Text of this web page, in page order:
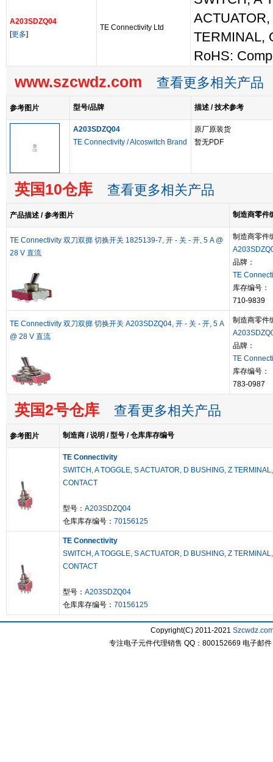
A203SDZQ04
[更多]
TE Connectivity Ltd
TERMINAL,
RoHS:
www.szcwdz.com 查看更多相关产品
参考图片 型号/品牌 描述 / 技术参考
A203SDZQ04
TE Connectivity / Alcoswitch Brand
原厂原装货
暂无PDF
英国10仓库 查看更多相关产品
产品描述 / 参考图片 制造商零件
TE Connectivity 双刀双掷 切换开关 1825139-7, 开 - 关 - 开, 5 A @
28 V 直流
制造商零件
品牌：
TE
库存编号：
710-9839
TE Connectivity 双刀双掷 切换开关 A203SDZQ04, 开 - 关 - 开, 5 A
@ 28 V 直流
制造商零件
品牌：
TE
库存编号：
783-0987
英国2号仓库 查看更多相关产品
参考图片 制造商 / 说明 / 型号 / 仓库库存编号
TE Connectivity
SWITCH, A TOGGLE, S ACTUATOR, D BUSHING, Z
CONTACT
型号： A203SDZQ04
仓库库存编号： 70156125
TE Connectivity
SWITCH, A TOGGLE, S ACTUATOR, D BUSHING, Z
CONTACT
型号： A203SDZQ04
仓库库存编号： 70156125
Copyright(C) 2011-2021
专注电子元件代理销售 QQ：800152669 电子邮